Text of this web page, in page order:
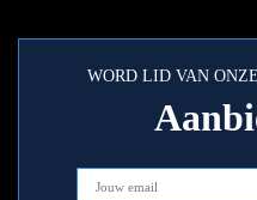
WORD LID VAN